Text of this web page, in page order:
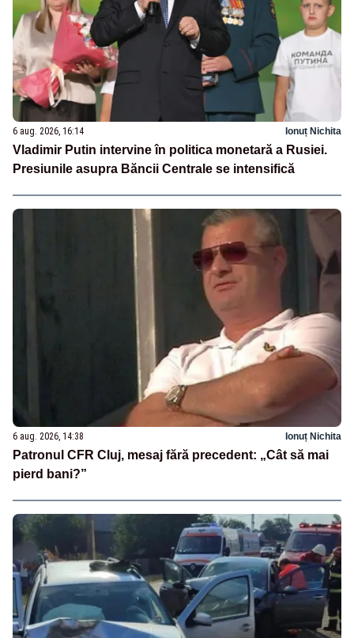
6 aug. 2026, 16:14 Ionuț Nichita
Vladimir Putin intervine în politica monetară a Rusiei.
Presiunile asupra Băncii Centrale se intensifică
6 aug. 2026, 14:38 Ionuț Nichita
Patronul CFR Cluj, mesaj fără precedent: „Cât să mai
pierd bani?”